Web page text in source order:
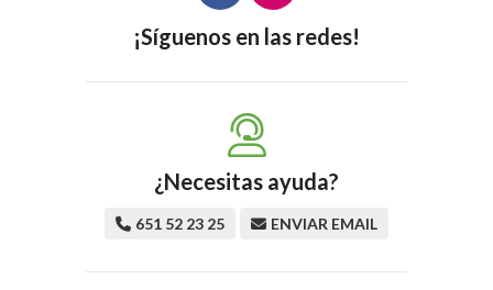
¡Síguenos en las redes!
¿Necesitas ayuda?
651 52 23 25 ENVIAR EMAIL